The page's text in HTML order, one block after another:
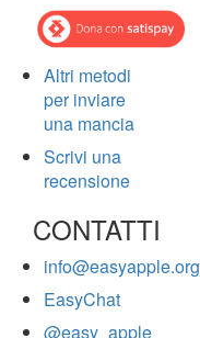
Altri metodi
per inviare
una mancia
Scrivi una
recensione
CONTATTI
info@easyapple.org
EasyChat
@easy_apple